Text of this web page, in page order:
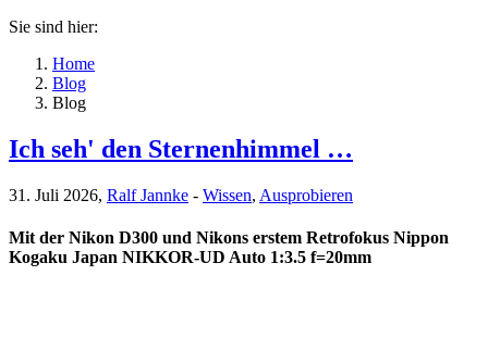
Sie sind hier:
Home
Blog
Blog
Ich seh' den Sternenhimmel …
31. Juli 2026, Ralf Jannke - Wissen, Ausprobieren
Mit der Nikon D300 und Nikons erstem Retrofokus Nippon
Kogaku Japan NIKKOR-UD Auto 1:3.5 f=20mm